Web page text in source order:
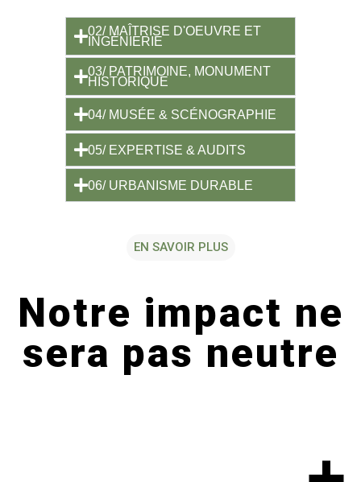
02/ MAÎTRISE D'OEUVRE ET
INGÉNIERIE​
03/ PATRIMOINE, MONUMENT
HISTORIQUE
04/ MUSÉE & SCÉNOGRAPHIE
05/ EXPERTISE & AUDITS
06/ URBANISME DURABLE
EN SAVOIR PLUS
Notre impact ne
sera pas neutre